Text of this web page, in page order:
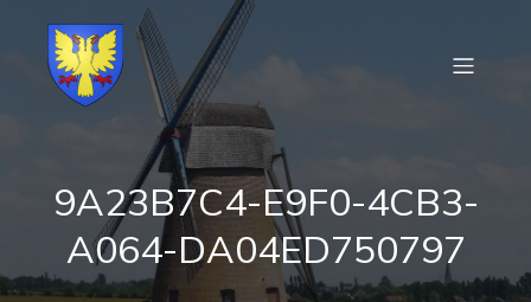
9A23B7C4-E9F0-4CB3-
A064-DA04ED750797